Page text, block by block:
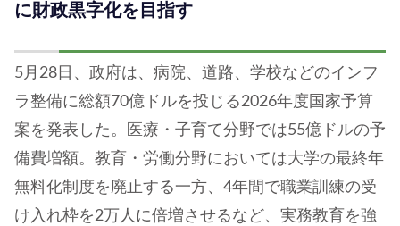
に財政黒字化を目指す
5月28日、政府は、病院、道路、学校などのインフ
ラ整備に総額70億ドルを投じる2026年度国家予算
案を発表した。医療・子育て分野では55億ドルの予
備費増額。教育・労働分野においては大学の最終年
無料化制度を廃止する一方、4年間で職業訓練の受
け入れ枠を2万人に倍増させるなど、実務教育を強